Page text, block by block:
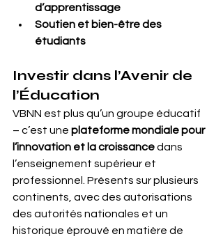
d’apprentissage
Soutien et bien-être des
étudiants
Investir dans l’Avenir de
l’Éducation
VBNN est plus qu’un groupe éducatif
– c’est une plateforme mondiale pour
l’innovation et la croissance dans
l’enseignement supérieur et
professionnel. Présents sur plusieurs
continents, avec des autorisations
des autorités nationales et un
historique éprouvé en matière de